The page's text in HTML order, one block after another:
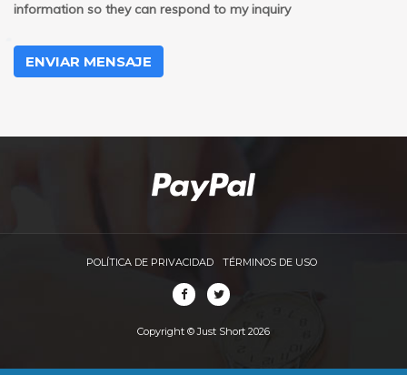
information so they can respond to my inquiry
ENVIAR MENSAJE
POLÍTICA DE PRIVACIDAD TÉRMINOS DE USO
Copyright © Just Short 2026